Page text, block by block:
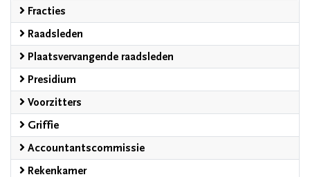
Fracties
Raadsleden
Plaatsvervangende raadsleden
Presidium
Voorzitters
Griffie
Accountantscommissie
Rekenkamer